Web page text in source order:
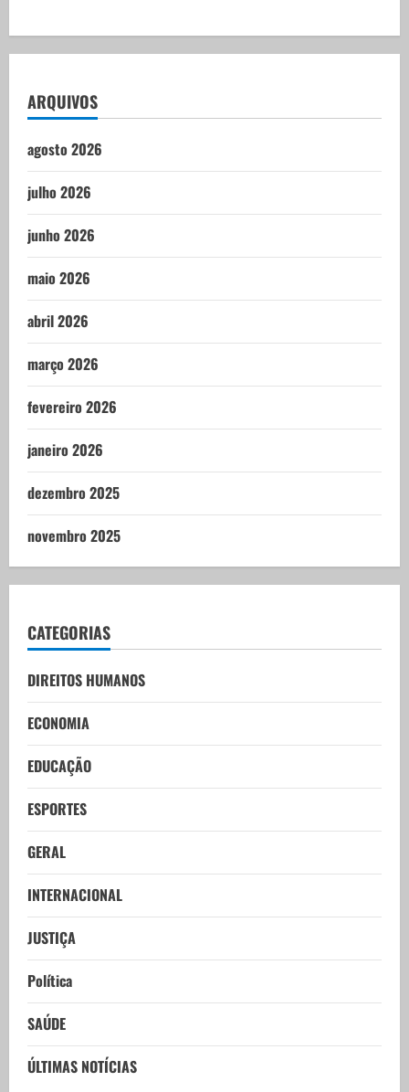
ARQUIVOS
agosto 2026
julho 2026
junho 2026
maio 2026
abril 2026
março 2026
fevereiro 2026
janeiro 2026
dezembro 2025
novembro 2025
CATEGORIAS
DIREITOS HUMANOS
ECONOMIA
EDUCAÇÃO
ESPORTES
GERAL
INTERNACIONAL
JUSTIÇA
Política
SAÚDE
ÚLTIMAS NOTÍCIAS